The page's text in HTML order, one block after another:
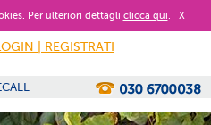
Per ulteriori dettagli clicca qui. X
| REGISTRATI